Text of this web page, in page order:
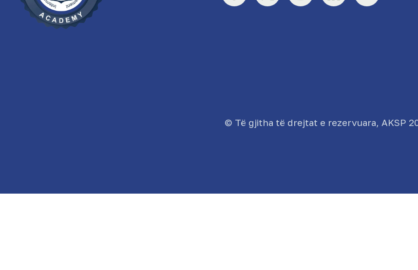
© Të gjitha të drejtat e rezervuara, AKSP